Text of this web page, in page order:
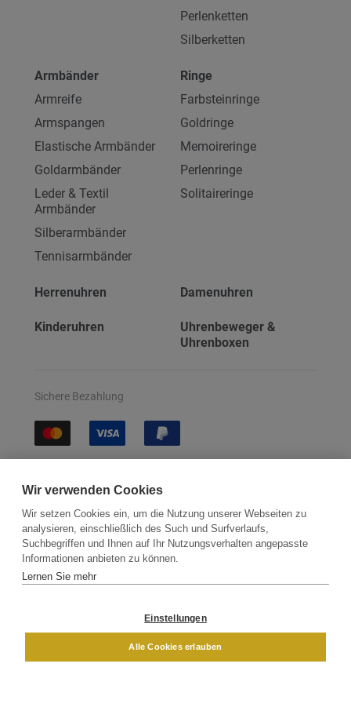
Perlenketten
Silberketten
Armbänder
Armreife
Armspangen
Elastische Armbänder
Goldarmbänder
Leder & Textil
Armbänder
Silberarmbänder
Tennisarmbänder
Ringe
Farbsteinringe
Goldringe
Memoireringe
Perlenringe
Solitaireringe
Herrenuhren Damenuhren
Kinderuhren
Uhrenbeweger &
Uhrenboxen
Sichere Bezahlung
Kontakt Newsletter Partner
Versand
DAMEN
Wir verwenden Cookies
Wir setzen Cookies ein, um die Nutzung unserer Webseiten zu
analysieren, einschließlich des Such und Surfverlaufs,
Suchbegriffen und Ihnen auf Ihr Nutzungsverhalten angepasste
Informationen anbieten zu können.
Lernen Sie mehr
Einstellungen
Alle Cookies erlauben